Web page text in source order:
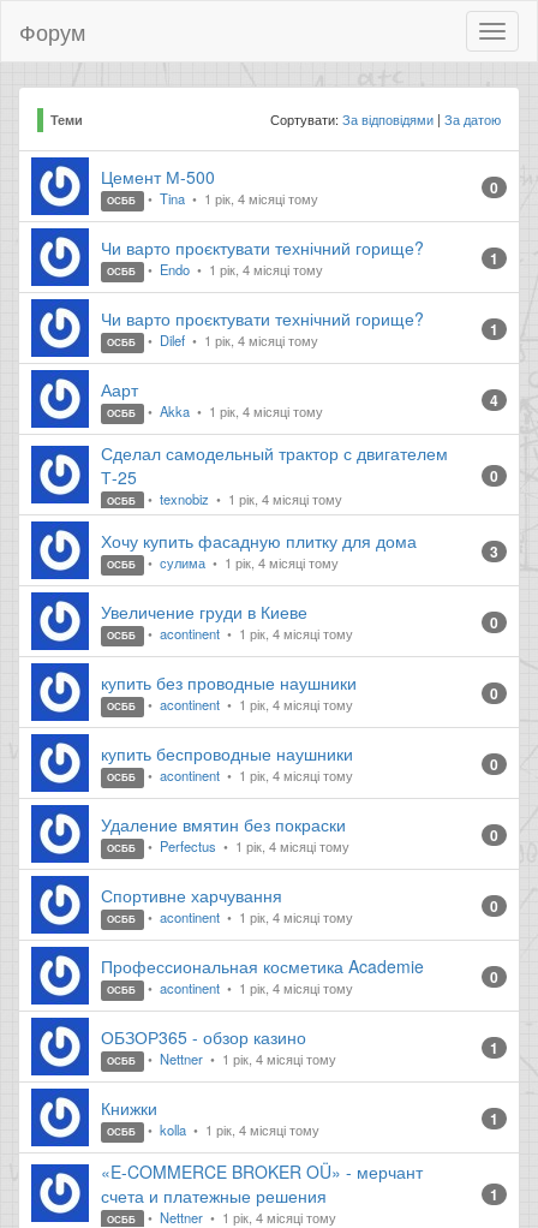
Форум
Теми Сортувати:За відповідями За датою
Цемент М-500
ОСББ Tina 1 рік, 4 місяці тому 0
Чи варто проєктувати технічний горище?
ОСББ Endo 1 рік, 4 місяці тому 1
Чи варто проєктувати технічний горище?
ОСББ Dilef 1 рік, 4 місяці тому 1
Аарт
ОСББ Akka 1 рік, 4 місяці тому 4
Сделал самодельный трактор с двигателем
Т-25
ОСББ texnobiz 1 рік, 4 місяці тому
0
Хочу купить фасадную плитку для дома
ОСББ сулима 1 рік, 4 місяці тому 3
Увеличение груди в Киеве
ОСББ acontinent 1 рік, 4 місяці тому 0
купить без проводные наушники
ОСББ acontinent 1 рік, 4 місяці тому 0
купить беспроводные наушники
ОСББ acontinent 1 рік, 4 місяці тому 0
Удаление вмятин без покраски
ОСББ Perfectus 1 рік, 4 місяці тому 0
Спортивне харчування
ОСББ acontinent 1 рік, 4 місяці тому 0
Профессиональная косметика Academie
ОСББ acontinent 1 рік, 4 місяці тому 0
ОБЗОР365 - обзор казино
ОСББ Nettner 1 рік, 4 місяці тому 1
Книжки
ОСББ kolla 1 рік, 4 місяці тому 1
«E-COMMERCE BROKER OÜ» - мерчант
счета и платежные решения
ОСББ Nettner 1 рік, 4 місяці тому
1